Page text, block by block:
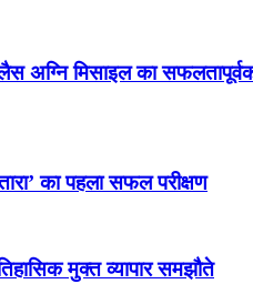
अग्नि मिसाइल का
का पहला सफल परीक्षण
मुक्त व्यापार समझौते